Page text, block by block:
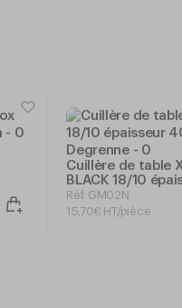
Cuillère de table
BLACK 18/10
40 Noir - Guy
Réf. GM02N
15, 70€ HT/pièce